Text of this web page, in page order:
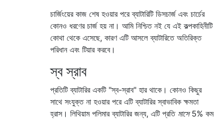
চার্জিংয়ের কাজ শেষ হওয়ার পরে ব্যাটারিটি ডিসচার্জ এবং চার্চের
কোনও ধরণের চার্জ হয় না। আমি নিশ্চিত নই যে এই কল্পকাহিনীটি
কোথা থেকে এসেছে, কারণ এটি আসলে ব্যাটারিতে অতিরিক্ত
পরিধান এবং টিয়ার করবে।
স্ব স্রাব
প্রতিটি ব্যাটারির একটি "স্ব-স্রাব" হার থাকে। কোনও কিছুর
সাথে সংযুক্ত না হওয়ার পরে এটি ব্যাটারির স্বাভাবিক ক্ষমতা
হ্রাস। লিথিয়াম পলিমার ব্যাটারির জন্য, এটি প্রতি মাসে5% কম